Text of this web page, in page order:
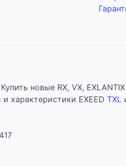
новые RX, VX,
характеристики EXEED TXL